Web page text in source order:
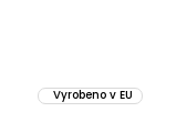
Vyrobeno v EU